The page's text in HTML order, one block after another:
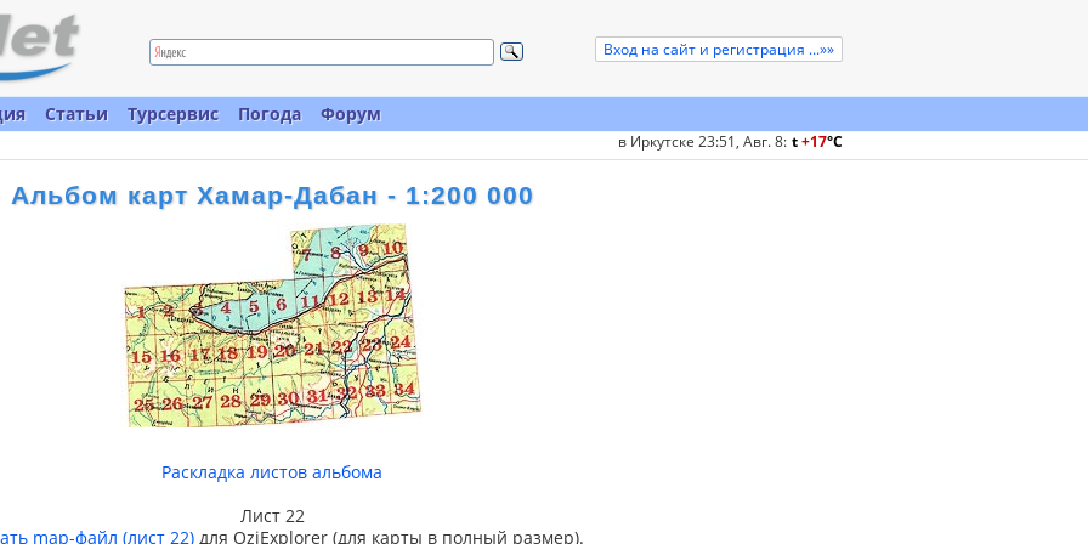
Вход на сайт и регистрация ...»»
Статьи Турсервис Погода Форум
в Иркутске 23:51, Авг. 8: t+17°C
Альбом карт Хамар-Дабан - 1:200 000
Раскладка листов альбома
Лист 22
map-файл (лист 22) для OziExplorer (для карты в полный размер).